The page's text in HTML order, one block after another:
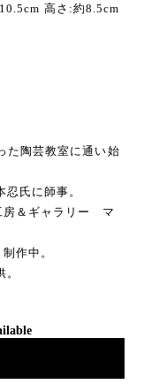
高さ:約8.5cm
陶芸教室に通い始
氏に師事。
＆ギャラリー マ
作中。